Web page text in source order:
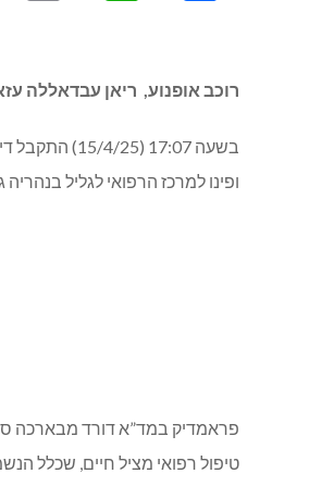
רוכב אופנוע, ריאן עבדאללה עזאם, בן 41 מחורפיש, שנפגע באורח אנוש בתאונת דרכים בכביש 89, סמוך לכפרו – מת מפצעיו
ופינו למרכז הרפואי לגליל
פראמדיק במד”א דורד מבארכה
טיפול רפואי מציל חיים, שכלל